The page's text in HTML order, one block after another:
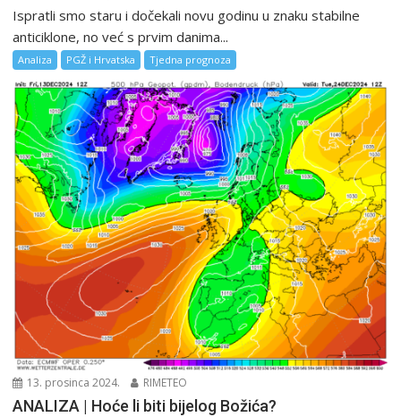
Ispratli smo staru i dočekali novu godinu u znaku stabilne
anticiklone, no već s prvim danima...
Analiza PGŽ i Hrvatska Tjedna prognoza
13. prosinca 2024. RIMETEO
ANALIZA | Hoće li biti bijelog Božića?